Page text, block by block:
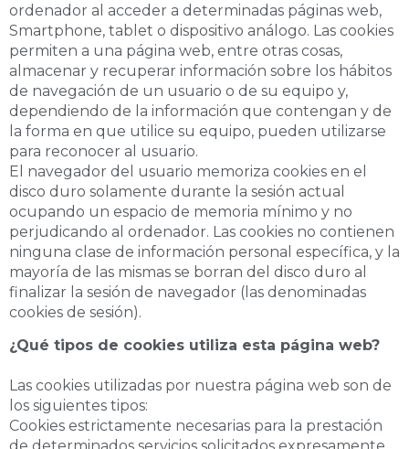
ordenador al acceder a determinadas páginas web,
Smartphone, tablet o dispositivo análogo. Las cookies
permiten a una página web, entre otras cosas,
almacenar y recuperar información sobre los hábitos
de navegación de un usuario o de su equipo y,
dependiendo de la información que contengan y de
la forma en que utilice su equipo, pueden utilizarse
para reconocer al usuario.
El navegador del usuario memoriza cookies en el
disco duro solamente durante la sesión actual
ocupando un espacio de memoria mínimo y no
perjudicando al ordenador. Las cookies no contienen
ninguna clase de información personal específica, y la
mayoría de las mismas se borran del disco duro al
finalizar la sesión de navegador (las denominadas
cookies de sesión).
¿Qué tipos de cookies utiliza esta página web?
Las cookies utilizadas por nuestra página web son de
los siguientes tipos:
Cookies estrictamente necesarias para la prestación